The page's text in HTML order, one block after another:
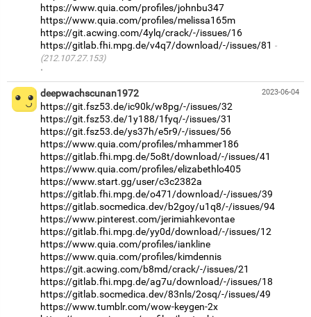
https://www.quia.com/profiles/johnbu347
https://www.quia.com/profiles/melissa165m
https://git.acwing.com/4ylq/crack/-/issues/16
https://gitlab.fhi.mpg.de/v4q7/download/-/issues/81
(212.107.27.153)
·
2023-06-04
deepwachscunan1972
https://git.fsz53.de/ic90k/w8pg/-/issues/32
https://git.fsz53.de/1y188/1fyq/-/issues/31
https://git.fsz53.de/ys37h/e5r9/-/issues/56
https://www.quia.com/profiles/mhammer186
https://gitlab.fhi.mpg.de/5o8t/download/-/issues/41
https://www.quia.com/profiles/elizabethlo405
https://www.start.gg/user/c3c2382a
https://gitlab.fhi.mpg.de/o471/download/-/issues/39
https://gitlab.socmedica.dev/b2goy/u1q8/-/issues/94
https://www.pinterest.com/jerimiahkevontae
https://gitlab.fhi.mpg.de/yy0d/download/-/issues/12
https://www.quia.com/profiles/iankline
https://www.quia.com/profiles/kimdennis
https://git.acwing.com/b8md/crack/-/issues/21
https://gitlab.fhi.mpg.de/ag7u/download/-/issues/18
https://gitlab.socmedica.dev/83nls/2osq/-/issues/49
https://www.tumblr.com/wow-keygen-2x